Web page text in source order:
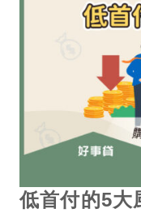
低首付的5大